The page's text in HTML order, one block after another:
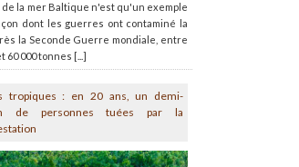
de la mer Baltique n'est qu'un exemple
dont les guerres ont contaminé la
la Seconde Guerre mondiale, entre
60 000 tonnes [...]
tropiques : en 20 ans, un demi-
de personnes tuées par la